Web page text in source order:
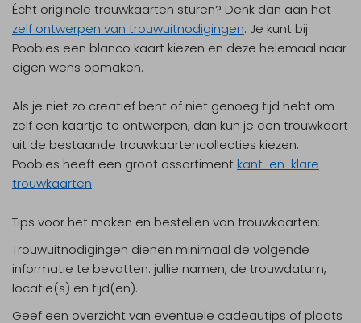
Écht originele trouwkaarten sturen? Denk dan aan het
zelf ontwerpen van trouwuitnodigingen. Je kunt bij
Poobies een blanco kaart kiezen en deze helemaal naar
eigen wens opmaken.
Als je niet zo creatief bent of niet genoeg tijd hebt om
zelf een kaartje te ontwerpen, dan kun je een trouwkaart
uit de bestaande trouwkaartencollecties kiezen.
Poobies heeft een groot assortiment kant-en-klare
trouwkaarten.
Tips voor het maken en bestellen van trouwkaarten:
Trouwuitnodigingen dienen minimaal de volgende
informatie te bevatten: jullie namen, de trouwdatum,
locatie(s) en tijd(en).
Geef een overzicht van eventuele cadeautips of plaats